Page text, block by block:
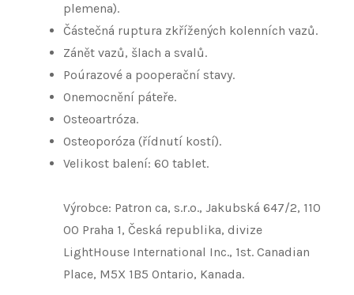
plemena).
Částečná ruptura zkřížených kolenních vazů.
Zánět vazů, šlach a svalů.
Poúrazové a pooperační stavy.
Onemocnění páteře.
Osteoartróza.
Osteoporóza (řídnutí kostí).
Velikost balení: 60 tablet.
Výrobce: Patron ca, s.r.o., Jakubská 647/2, 110
00 Praha 1, Česká republika, divize
LightHouse International Inc., 1st. Canadian
Place, M5X 1B5 Ontario, Kanada.